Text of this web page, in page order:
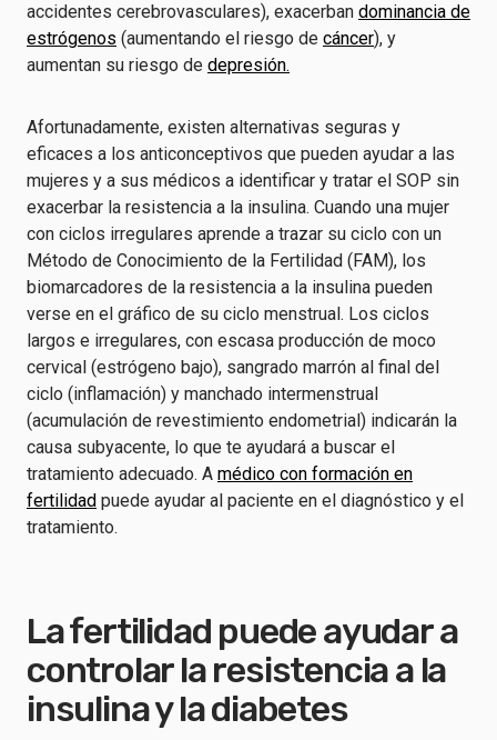
accidentes cerebrovasculares), exacerban dominancia de
estrógenos (aumentando el riesgo de cáncer), y
aumentan su riesgo de depresión.
Afortunadamente, existen alternativas seguras y
eficaces a los anticonceptivos que pueden ayudar a las
mujeres y a sus médicos a identificar y tratar el SOP sin
exacerbar la resistencia a la insulina. Cuando una mujer
con ciclos irregulares aprende a trazar su ciclo con un
Método de Conocimiento de la Fertilidad (FAM), los
biomarcadores de la resistencia a la insulina pueden
verse en el gráfico de su ciclo menstrual. Los ciclos
largos e irregulares, con escasa producción de moco
cervical (estrógeno bajo), sangrado marrón al final del
ciclo (inflamación) y manchado intermenstrual
(acumulación de revestimiento endometrial) indicarán la
causa subyacente, lo que te ayudará a buscar el
tratamiento adecuado. A médico con formación en
fertilidad puede ayudar al paciente en el diagnóstico y el
tratamiento.
La fertilidad puede ayudar a
controlar la resistencia a la
insulina y la diabetes